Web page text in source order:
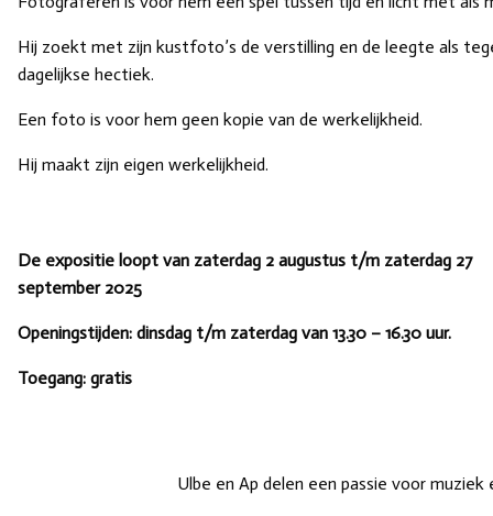
Hij zoekt met zijn kustfoto’s de verstilling en de leegte als
dagelijkse hectiek.
Een foto is voor hem geen kopie van de werkelijkheid.
Hij maakt zijn eigen werkelijkheid.
De expositie loopt van zaterdag 2 augustus t/m zaterdag 27
september 2025
Openingstijden: dinsdag t/m zaterdag van 13.30 – 16.30 uur.
Toegang: gratis
Ulbe en Ap delen een passie voor muziek